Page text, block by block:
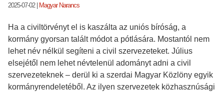
2025-07-02| Magyar Narancs
Ha a civiltörvényt el is kaszálta az uniós bíróság, a
kormány gyorsan talált módot a pótlására. Mostantól nem
lehet név nélkül segíteni a civil szervezeteket. Július
elsejétől nem lehet névtelenül adományt adni a civil
szervezeteknek – derül ki a szerdai Magyar Közlöny egyik
kormányrendeletéből. Az ilyen szervezetek közhasznúsági